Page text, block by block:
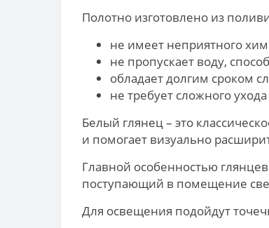
Полотно изготовлено из
не имеет неприятного
не пропускает воду,
обладает долгим сроком
не требует сложного
Белый глянец – это
и помогает визуально
Главной особенностью
поступающий в помещение
Для освещения подойдут